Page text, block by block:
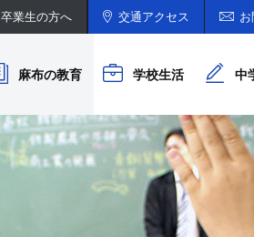
卒業生の方へ 交通アクセス
麻布の教育 学校生活 中